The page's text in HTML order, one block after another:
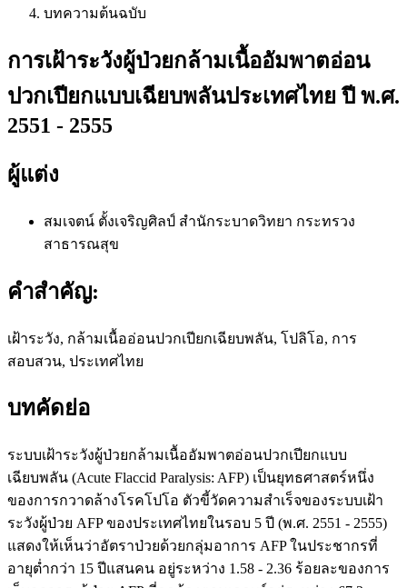
บทความต้นฉบับ
การเฝ้าระวังผู้ป่วยกล้ามเนื้ออัมพาตอ่อน
ปวกเปียกแบบเฉียบพลันประเทศไทย ปี พ.ศ.
2551 - 2555
ผู้แต่ง
สมเจตน์ ตั้งเจริญศิลป์ สำนักระบาดวิทยา กระทรวง
สาธารณสุข
คำสำคัญ:
เฝ้าระวัง, กล้ามเนื้ออ่อนปวกเปียกเฉียบพลัน, โปลิโอ, การ
สอบสวน, ประเทศไทย
บทคัดย่อ
ระบบเฝ้าระวังผู้ป่วยกล้ามเนื้ออัมพาตอ่อนปวกเปียกแบบ
เฉียบพลัน (Acute Flaccid Paralysis: AFP) เป็นยุทธศาสตร์หนึ่ง
ของการกวาดล้างโรคโปโอ ตัวขี้วัดความสำเร็จของระบบเฝ้า
ระวังผู้ป่วย AFP ของประเทศไทยในรอบ 5 ปี (พ.ศ. 2551 - 2555)
แสดงให้เห็นว่าอัตราป่วยด้วยกลุ่มอาการ AFP ในประชากรที่
อายุต่ำกว่า 15 ปีแสนคน อยู่ระหว่าง 1.58 - 2.36 ร้อยละของการ